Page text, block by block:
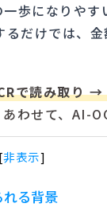
歩になりやす
だけでは、
で読み取り →
わせて、AI-
[非表示]
る背景